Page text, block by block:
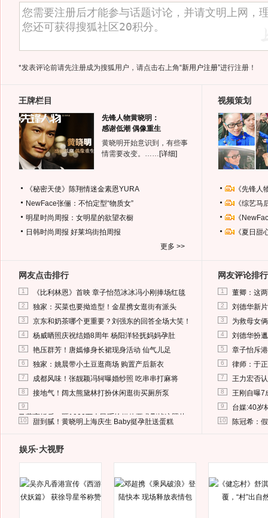
*发表评论前请先注册成为搜狐用户，请点击右上角“新用户注册”进行注册！
王牌栏目
先锋人物黄晓明：
感谢低潮 偶像重生
黄晓明开始意识到，有些事
情需要改变。…… [详细]
《秘密天使》陈翔情迷金素恩YURA
NewFace张俪：不怕定型“物质女”
明星时尚周报：女明星的欲望衣橱
日韩时尚周报 好莱坞街拍周报
更多 >>
视频策划
《先锋
《综艺
《
《夏日
网友点击排行
1 《比利林恩》首映 章子怡范冰冰冯小刚捧场红毯
2 独家：买菜也要拗造型！金星携女逛街有派头
3 京东和奶茶哪个更重要？刘强东的回答全场大笑！
4 杨威晒照庆祝结婚8周年 杨阳洋轻抚妈妈孕肚
5 艳压群芳！唐嫣修身长裙现身活动 仙气儿足
6 独家：姚晨带小土豆逛商场 购置产后新衣
7 成都风味！张靓颖冯轲曝婚纱照 吃串串打麻将
8 接地气！阔太熊黛林打扮休闲逛街买厕所泵
9
马蓉离婚后，砸1000万人民币给媒体要求删掉这照片
10 甜到腻！黄晓明上海庆生 Baby挺孕肚送蛋糕
网友评论排行
1 董卿：这
2 刘德华新
3 为救母女
4 刘德华扮
5 章子怡斥
6 律师：于
7 王力宏否
8 王刚自曝7
9 台媒:40岁
10 陈冠希：
娱乐·大视野